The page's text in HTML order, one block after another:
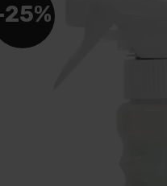
25%